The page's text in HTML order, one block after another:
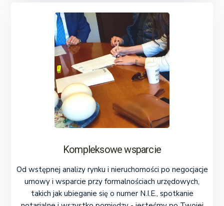
Kompleksowe wsparcie
Od wstępnej analizy rynku i nieruchomości po negocjacje
umowy i wsparcie przy formalnościach urzędowych,
takich jak ubieganie się o numer N.I.E., spotkanie